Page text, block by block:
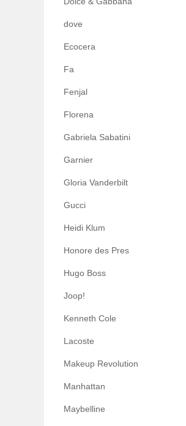
dove
Ecocera
Fa
Fenjal
Florena
Gabriela Sabatini
Garnier
Gloria Vanderbilt
Gucci
Heidi Klum
Honore des Pres
Hugo Boss
Joop!
Kenneth Cole
Lacoste
Makeup Revolution
Manhattan
Maybelline